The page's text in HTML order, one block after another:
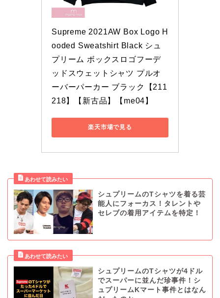
Supreme 2021AW Box Logo H
ooded Sweatshirt Black シュ
プリーム ボックスロゴフーデ
ッドスウェットシャツ プルオ
ーバーパーカー ブラック【211
218】【新古品】【me04】
楽天市場で見る
シュプリームのTシャツを着る芸
能人にフォーカス！タレントや
セレブの着用アイテムを特定！
シュプリームのTシャツが4ドル
でスーパーに並んだ珍事件！シ
ュプリームKマート事件とはなん